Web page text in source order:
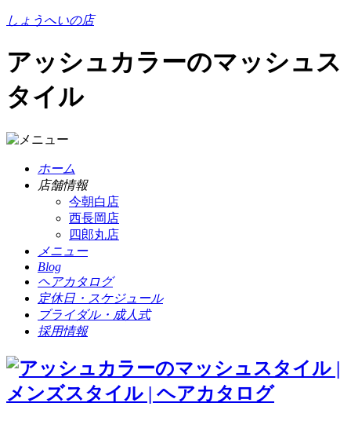
しょうへいの店
アッシュカラーのマッシュス
タイル
ホーム
店舗情報
今朝白店
西長岡店
四郎丸店
メニュー
Blog
ヘアカタログ
定休日・スケジュール
ブライダル・成人式
採用情報